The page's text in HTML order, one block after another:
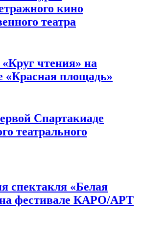
кино
театра
чтения» на
«Красная площадь»
Спартакиаде
театрального
спектакля «Белая
на фестивале КАРО/АРТ